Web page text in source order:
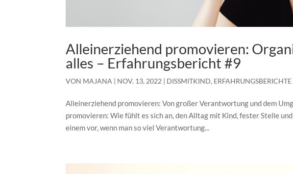
Alleinerziehend promovieren:
alles – Erfahrungsbericht #9
VON MAJANA | NOV. 13, 2022 | DISSMITKIND, ERFAHRUNGSBERICHTE
Alleinerziehend promovieren: Von großer Verantwortung und dem
promovieren: Wie fühlt es sich an, den Alltag mit Kind, fester Stelle
einem vor, wenn man so viel Verantwortung...